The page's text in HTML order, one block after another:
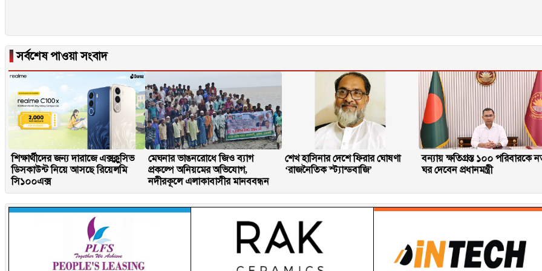
▐সর্বশেষ পাওয়া সংবাদ
শিক্ষার্থীদের জন্য দারাজে এক্সক্লুসিভ
ডিসকাউন্ট নিয়ে আসছে রিয়েলমি
সি১০০এক্স
মেঘনার ভাঙনরোধে জিও ব্যাগ
প্রকল্পে অনিয়মের অভিযোগ,
নদীরকূলে এলাকাবাসীর মানববন্ধন
শেখ হাসিনার দেশে ফিরার ঘোষণা
‘রাজনৈতিক স্ট্যান্ডবাজি’
বন্যায় ক্ষতিগ্রস্ত ১০০ পরিবারকে
ঘর দেবেন প্রধানমন্ত্রী